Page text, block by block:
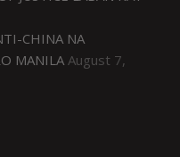
CHINA NA
MANILA August 7,